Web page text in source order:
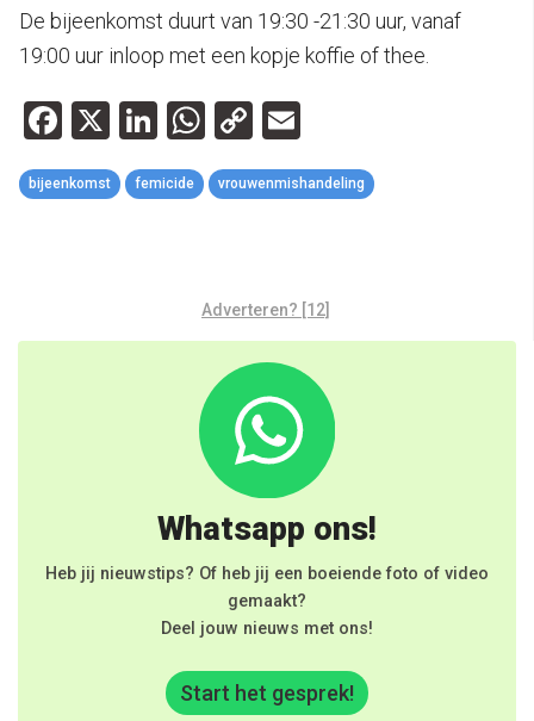
De bijeenkomst duurt van 19:30 -21:30 uur, vanaf
19:00 uur inloop met een kopje koffie of thee.
Facebook
X LinkedIn
WhatsApp
Copy
Link
bijeenkomst femicide vrouwenmishandeling
Adverteren? [12]
Whatsapp ons!
Heb jij nieuwstips? Of heb jij een boeiende foto of video
gemaakt?
Deel jouw nieuws met ons!
Start het gesprek!